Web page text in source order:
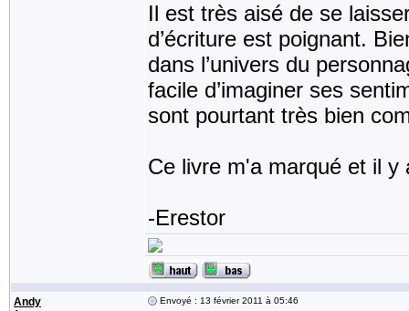
Il est très aisé de se
d’écriture est poignant.
dans l’univers du
facile d’imaginer ses
sont pourtant très bien
Ce livre m'a marqué et il
-Erestor
Andy Envoyé : 13 février 2011 à 05:46